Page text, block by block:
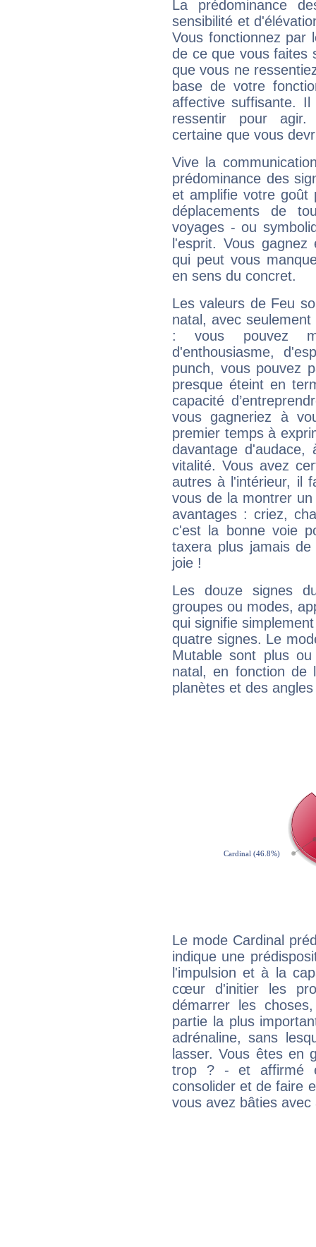
La prédominance
sensibilité et
Vous fonctionnez
de ce que vous faites
que vous ne
base de votre
affective suffisante.
ressentir pour agir.
certaine que vous
Vive la
prédominance des
et amplifie votre goût
déplacements de
voyages - ou
l'esprit. Vous
qui peut vous
en sens du concret.
Les valeurs de Feu
natal, avec
: vous pouvez
d'enthousiasme,
punch, vous pouvez
presque éteint en
capacité
vous gagneriez à
premier temps à
davantage
vitalité. Vous avez
autres à l'intérieur, il
vous de la montrer
avantages : criez,
c'est la bonne voie
taxera plus jamais
joie !
Les douze signes
groupes ou modes,
qui signifie
quatre signes. Le
Mutable sont plus
natal, en fonction de
planètes et des
Le mode Cardinal
indique une
l'impulsion et à la
cœur d'initier les
démarrer les
partie la plus
adrénaline, sans
lasser. Vous êtes en
trop ? - et affirmé
consolider et de faire
vous avez bâties avec